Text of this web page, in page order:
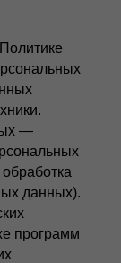
—
данных).
программ